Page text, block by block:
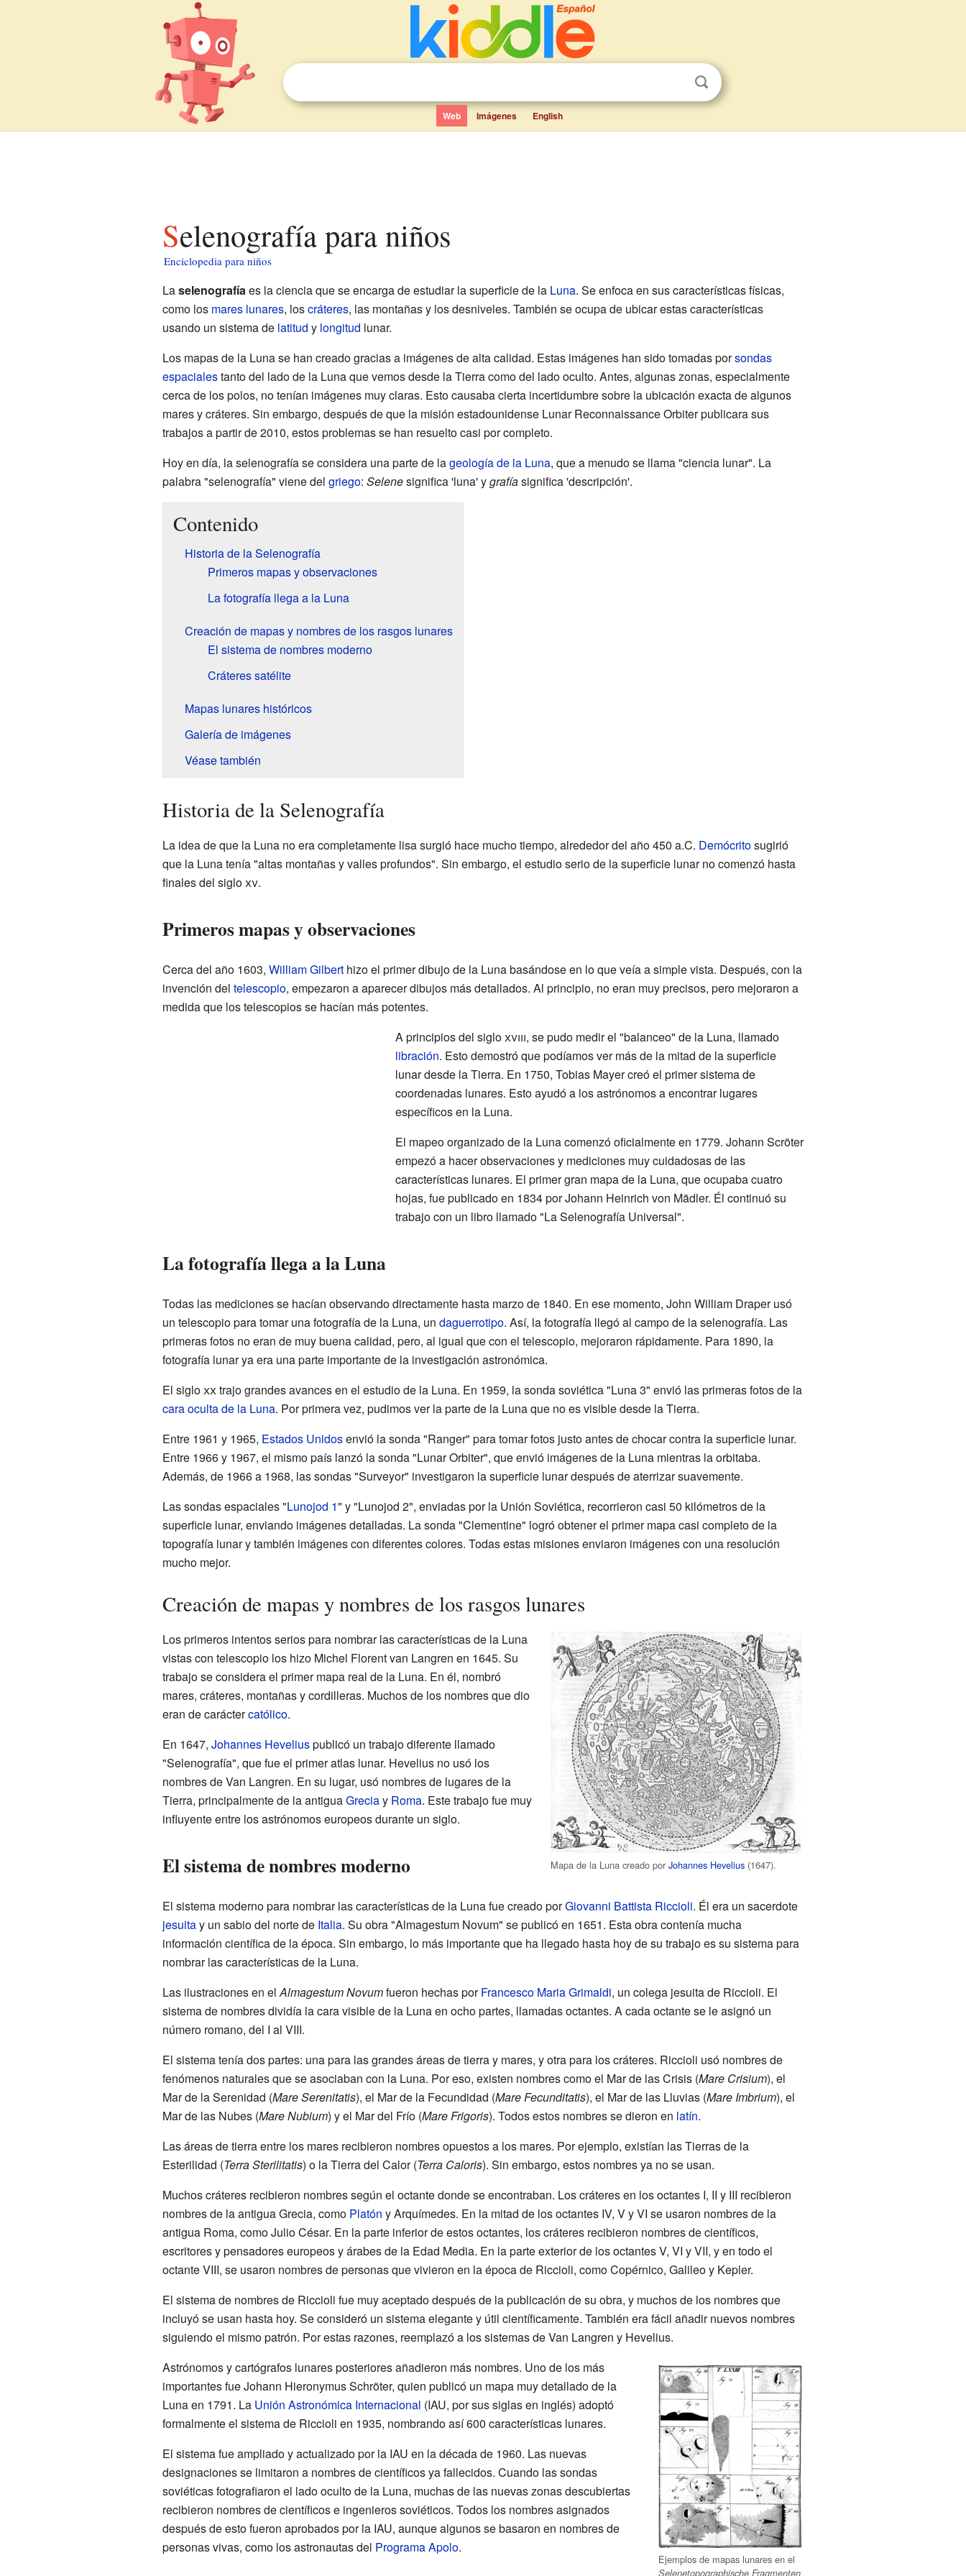
Web Imágenes English
Selenografía para niños
Enciclopedia para niños
Laselenografíaes la ciencia que se encarga de estudiar la superficie de la Luna. Se enfoca en sus características físicas,
como los mares lunares, loscráteres, las montañas y los desniveles. También se ocupa de ubicar estas características
usando un sistema de latitud y longitud lunar.
Los mapas de la Luna se han creado gracias a imágenes de alta calidad. Estas imágenes han sido tomadas porsondas
espacialestanto del lado de la Luna que vemos desde la Tierra como del lado oculto. Antes, algunas zonas, especialmente
cerca de los polos, no tenían imágenes muy claras. Esto causaba cierta incertidumbre sobre la ubicación exacta de algunos
mares y cráteres. Sin embargo, después de que la misión estadounidense Lunar Reconnaissance Orbiter publicara sus
trabajos a partir de 2010, estos problemas se han resuelto casi por completo.
Hoy en día, la selenografía se considera una parte de lageología de la Luna, que a menudo se llama "ciencia lunar". La
palabra "selenografía" viene del griego: Selenesignifica 'luna' ygrafíasignifica 'descripción'.
Contenido
Historia de la Selenografía
Primeros mapas y observaciones
La fotografía llega a la Luna
Creación de mapas y nombres de los rasgos lunares
El sistema de nombres moderno
Cráteres satélite
Mapas lunares históricos
Galería de imágenes
Véase también
Historia de la Selenografía
La idea de que la Luna no era completamente lisa surgió hace mucho tiempo, alrededor del año 450 a.C. Demócritosugirió
que la Luna tenía "altas montañas y valles profundos". Sin embargo, el estudio serio de la superficie lunar no comenzó hasta
finales del sigloxv.
Primeros mapas y observaciones
Cerca del año 1603, William Gilberthizo el primer dibujo de la Luna basándose en lo que veía a simple vista. Después, con la
invención del telescopio, empezaron a aparecer dibujos más detallados. Al principio, no eran muy precisos, pero mejoraron a
medida que los telescopios se hacían más potentes.
A principios del sigloxviii, se pudo medir el "balanceo" de la Luna, llamado
libración. Esto demostró que podíamos ver más de la mitad de la superficie
lunar desde la Tierra. En 1750, Tobias Mayer creó el primer sistema de
coordenadas lunares. Esto ayudó a los astrónomos a encontrar lugares
específicos en la Luna.
El mapeo organizado de la Luna comenzó oficialmente en 1779. Johann Scröter
empezó a hacer observaciones y mediciones muy cuidadosas de las
características lunares. El primer gran mapa de la Luna, que ocupaba cuatro
hojas, fue publicado en 1834 por Johann Heinrich von Mädler. Él continuó su
trabajo con un libro llamado "La Selenografía Universal".
La fotografía llega a la Luna
Todas las mediciones se hacían observando directamente hasta marzo de 1840. En ese momento, John William Draper usó
un telescopio para tomar una fotografía de la Luna, un daguerrotipo. Así, la fotografía llegó al campo de la selenografía. Las
primeras fotos no eran de muy buena calidad, pero, al igual que con el telescopio, mejoraron rápidamente. Para 1890, la
fotografía lunar ya era una parte importante de la investigación astronómica.
El sigloxxtrajo grandes avances en el estudio de la Luna. En 1959, la sonda soviética "Luna 3" envió las primeras fotos de la
cara oculta de la Luna. Por primera vez, pudimos ver la parte de la Luna que no es visible desde la Tierra.
Entre 1961 y 1965, Estados Unidosenvió la sonda "Ranger" para tomar fotos justo antes de chocar contra la superficie lunar.
Entre 1966 y 1967, el mismo país lanzó la sonda "Lunar Orbiter", que envió imágenes de la Luna mientras la orbitaba.
Además, de 1966 a 1968, las sondas "Surveyor" investigaron la superficie lunar después de aterrizar suavemente.
Las sondas espaciales "Lunojod 1" y "Lunojod 2", enviadas por la Unión Soviética, recorrieron casi 50 kilómetros de la
superficie lunar, enviando imágenes detalladas. La sonda "Clementine" logró obtener el primer mapa casi completo de la
topografía lunar y también imágenes con diferentes colores. Todas estas misiones enviaron imágenes con una resolución
mucho mejor.
Creación de mapas y nombres de los rasgos lunares
Mapa de la Luna creado porJohannes Hevelius (1647).
Los primeros intentos serios para nombrar las características de la Luna
vistas con telescopio los hizo Michel Florent van Langren en 1645. Su
trabajo se considera el primer mapa real de la Luna. En él, nombró
mares, cráteres, montañas y cordilleras. Muchos de los nombres que dio
eran de caráctercatólico.
En 1647, Johannes Heveliuspublicó un trabajo diferente llamado
"Selenografía", que fue el primer atlas lunar. Hevelius no usó los
nombres de Van Langren. En su lugar, usó nombres de lugares de la
Tierra, principalmente de la antiguaGreciay Roma. Este trabajo fue muy
influyente entre los astrónomos europeos durante un siglo.
El sistema de nombres moderno
El sistema moderno para nombrar las características de la Luna fue creado porGiovanni Battista Riccioli. Él era un sacerdote
jesuitay un sabio del norte de Italia. Su obra "Almagestum Novum" se publicó en 1651. Esta obra contenía mucha
información científica de la época. Sin embargo, lo más importante que ha llegado hasta hoy de su trabajo es su sistema para
nombrar las características de la Luna.
Las ilustraciones en elAlmagestum Novumfueron hechas porFrancesco Maria Grimaldi, un colega jesuita de Riccioli. El
sistema de nombres dividía la cara visible de la Luna en ocho partes, llamadas octantes. A cada octante se le asignó un
número romano, del I al VIII.
El sistema tenía dos partes: una para las grandes áreas de tierra y mares, y otra para los cráteres. Riccioli usó nombres de
fenómenos naturales que se asociaban con la Luna. Por eso, existen nombres como el Mar de las Crisis (Mare Crisium), el
Mar de la Serenidad (Mare Serenitatis), el Mar de la Fecundidad (Mare Fecunditatis), el Mar de las Lluvias (Mare Imbrium), el
Mar de las Nubes (Mare Nubium) y el Mar del Frío (Mare Frigoris). Todos estos nombres se dieron en latín.
Las áreas de tierra entre los mares recibieron nombres opuestos a los mares. Por ejemplo, existían las Tierras de la
Esterilidad (Terra Sterilitatis) o la Tierra del Calor (Terra Caloris). Sin embargo, estos nombres ya no se usan.
Muchos cráteres recibieron nombres según el octante donde se encontraban. Los cráteres en los octantes I, II y III recibieron
nombres de la antigua Grecia, como Platón y Arquímedes. En la mitad de los octantes IV, V y VI se usaron nombres de la
antigua Roma, como Julio César. En la parte inferior de estos octantes, los cráteres recibieron nombres de científicos,
escritores y pensadores europeos y árabes de la Edad Media. En la parte exterior de los octantes V, VI y VII, y en todo el
octante VIII, se usaron nombres de personas que vivieron en la época de Riccioli, como Copérnico, Galileo y Kepler.
El sistema de nombres de Riccioli fue muy aceptado después de la publicación de su obra, y muchos de los nombres que
incluyó se usan hasta hoy. Se consideró un sistema elegante y útil científicamente. También era fácil añadir nuevos nombres
siguiendo el mismo patrón. Por estas razones, reemplazó a los sistemas de Van Langren y Hevelius.
Ejemplos de mapas lunares en el
Selenetopographische Fragmenten
Astrónomos y cartógrafos lunares posteriores añadieron más nombres. Uno de los más
importantes fue Johann Hieronymus Schröter, quien publicó un mapa muy detallado de la
Luna en 1791. La Unión Astronómica Internacional (IAU, por sus siglas en inglés) adoptó
formalmente el sistema de Riccioli en 1935, nombrando así 600 características lunares.
El sistema fue ampliado y actualizado por la IAU en la década de 1960. Las nuevas
designaciones se limitaron a nombres de científicos ya fallecidos. Cuando las sondas
soviéticas fotografiaron el lado oculto de la Luna, muchas de las nuevas zonas descubiertas
recibieron nombres de científicos e ingenieros soviéticos. Todos los nombres asignados
después de esto fueron aprobados por la IAU, aunque algunos se basaron en nombres de
personas vivas, como los astronautas del Programa Apolo.